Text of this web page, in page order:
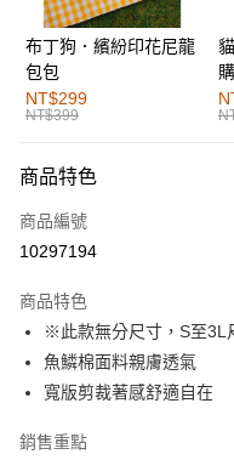
運送方式
全家取貨付款
每筆NT$60，滿NT$1,000(
付款後全家取貨
萊爾富取貨付款
付款後萊爾富取貨
每筆NT$60，滿NT$1,000(
7-11取貨付款
每筆NT$60，滿NT$1,000(
布丁狗．繽紛印花尼龍
包包
NT$299
NT$399
商品特色
商品編號
10297194
商品特色
※此款無分尺寸，S至3L
魚鱗棉面料親膚透氣
寬版剪裁著感舒適自在
銷售重點